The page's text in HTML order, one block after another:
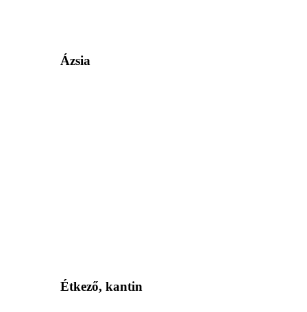
Ázsia
Étkező, kantin